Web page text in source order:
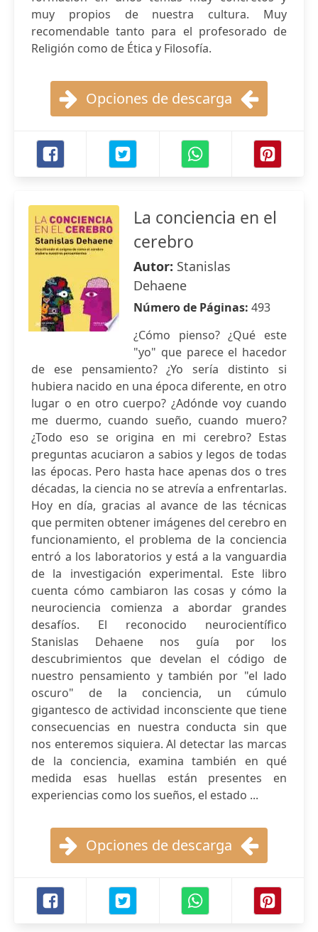
muy propios de nuestra cultura. Muy
recomendable tanto para el profesorado de
Religión como de Ética y Filosofía.
Opciones de descarga
La conciencia en el
cerebro
Autor: Stanislas
Dehaene
Número de Páginas: 493
¿Cómo pienso? ¿Qué este
"yo" que parece el hacedor
de ese pensamiento? ¿Yo sería distinto si
hubiera nacido en una época diferente, en otro
lugar o en otro cuerpo? ¿Adónde voy cuando
me duermo, cuando sueño, cuando muero?
¿Todo eso se origina en mi cerebro? Estas
preguntas acuciaron a sabios y legos de todas
las épocas. Pero hasta hace apenas dos o tres
décadas, la ciencia no se atrevía a enfrentarlas.
Hoy en día, gracias al avance de las técnicas
que permiten obtener imágenes del cerebro en
funcionamiento, el problema de la conciencia
entró a los laboratorios y está a la vanguardia
de la investigación experimental. Este libro
cuenta cómo cambiaron las cosas y cómo la
neurociencia comienza a abordar grandes
desafíos. El reconocido neurocientífico
Stanislas Dehaene nos guía por los
descubrimientos que develan el código de
nuestro pensamiento y también por "el lado
oscuro" de la conciencia, un cúmulo
gigantesco de actividad inconsciente que tiene
consecuencias en nuestra conducta sin que
nos enteremos siquiera. Al detectar las marcas
de la conciencia, examina también en qué
medida esas huellas están presentes en
experiencias como los sueños, el estado ...
Opciones de descarga